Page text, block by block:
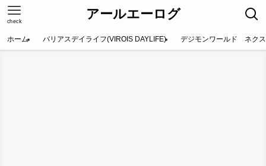
アールエーログ
check
ホーム バリアスデイライフ(VIROIS DAYLIFE) デジモンワールド ネク